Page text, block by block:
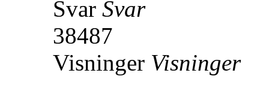
Svar Svar
38487
Visninger Visninger